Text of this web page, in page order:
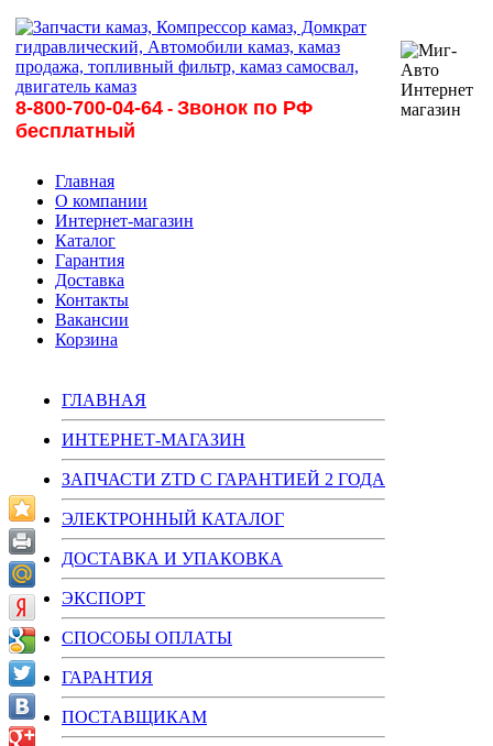
8-800-700-04-64 - Звонок по РФ
бесплатный
Главная
О компании
Интернет-магазин
Каталог
Гарантия
Доставка
Контакты
Вакансии
Корзина
ГЛАВНАЯ
ИНТЕРНЕТ-МАГАЗИН
ЗАПЧАСТИ ZTD С ГАРАНТИЕЙ 2 ГОДА
ЭЛЕКТРОННЫЙ КАТАЛОГ
ДОСТАВКА И УПАКОВКА
ЭКСПОРТ
СПОСОБЫ ОПЛАТЫ
ГАРАНТИЯ
ПОСТАВЩИКАМ